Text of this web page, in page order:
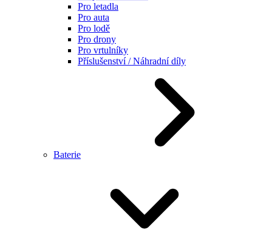
Pro letadla
Pro auta
Pro lodě
Pro drony
Pro vrtulníky
Příslušenství / Náhradní díly
Baterie